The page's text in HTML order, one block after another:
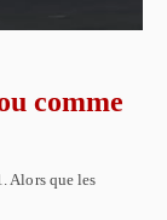
comme
Alors que les